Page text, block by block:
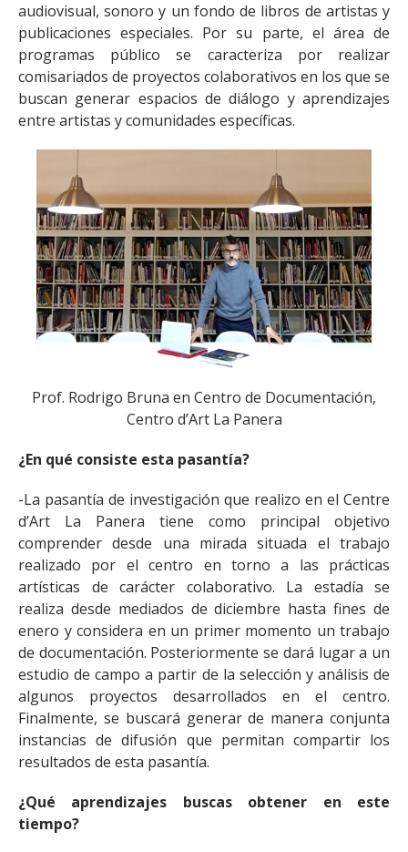
audiovisual, sonoro y un fondo de libros de artistas y
publicaciones especiales. Por su parte, el área de
programas público se caracteriza por realizar
comisariados de proyectos colaborativos en los que se
buscan generar espacios de diálogo y aprendizajes
entre artistas y comunidades específicas.
Prof. Rodrigo Bruna en Centro de Documentación,
Centro d’Art La Panera
¿En qué consiste esta pasantía?
-La pasantía de investigación que realizo en el Centre
d’Art La Panera tiene como principal objetivo
comprender desde una mirada situada el trabajo
realizado por el centro en torno a las prácticas
artísticas de carácter colaborativo. La estadía se
realiza desde mediados de diciembre hasta fines de
enero y considera en un primer momento un trabajo
de documentación. Posteriormente se dará lugar a un
estudio de campo a partir de la selección y análisis de
algunos proyectos desarrollados en el centro.
Finalmente, se buscará generar de manera conjunta
instancias de difusión que permitan compartir los
resultados de esta pasantía.
¿Qué aprendizajes buscas obtener en este
tiempo?